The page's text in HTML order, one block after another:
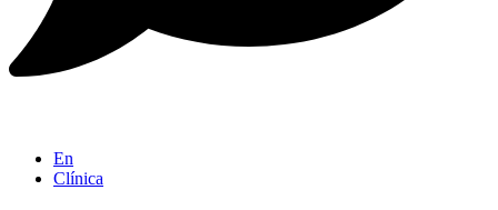
En
Clínica